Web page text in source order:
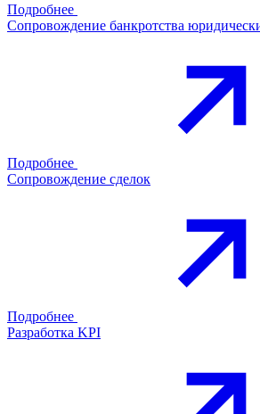
Подробнее
Сопровождение банкротства
Подробнее
Сопровождение сделок
Подробнее
Разработка KPI